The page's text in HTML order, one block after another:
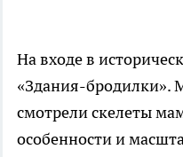
На входе в
«Здания-бродилки».
смотрели скелеты
особенности и